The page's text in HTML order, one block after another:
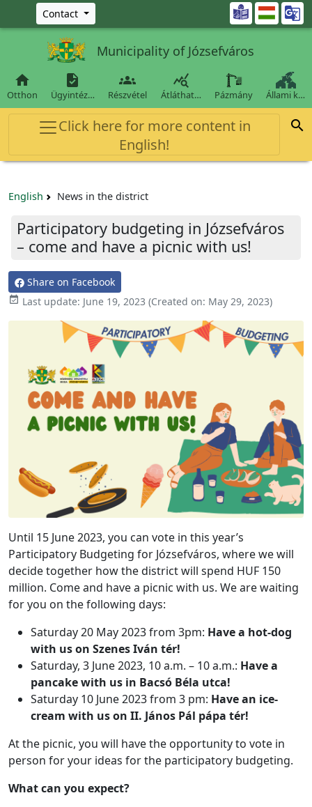
Ugrás a fő tartalomra
Contact 
Municipality of Józsefváros

Otthon

Ügyintéz…

Részvétel

Átláthat… Pázmány Állami k…
Click here for more content in
English!

English News in the district
Participatory budgeting in Józsefváros
– come and have a picnic with us!
Share on Facebook
 Last update: June 19, 2023 (Created on: May 29, 2023)
Until 15 June 2023, you can vote in this year’s
Participatory Budgeting for Józsefváros, where we will
decide together how the district will spend HUF 150
million. Come and have a picnic with us. We are waiting
for you on the following days:
Saturday 20 May 2023 from 3pm: Have a hot-dog
with us on Szenes Iván tér!
Saturday, 3 June 2023, 10 a.m. – 10 a.m.: Have a
pancake with us in Bacsó Béla utca!
Saturday 10 June 2023 from 3 pm: Have an ice-
cream with us on II. János Pál pápa tér!
At the picnic, you will have the opportunity to vote in
person for your ideas for the participatory budgeting.
What can you expect?